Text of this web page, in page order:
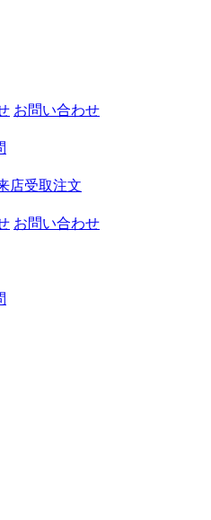
お問い合わせ
店受取注文
お問い合わせ